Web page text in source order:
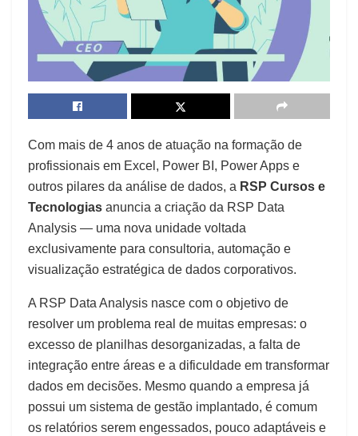
Com mais de 4 anos de atuação na formação de
profissionais em Excel, Power BI, Power Apps e
outros pilares da análise de dados, a RSP Cursos e
Tecnologias anuncia a criação da RSP Data
Analysis — uma nova unidade voltada
exclusivamente para consultoria, automação e
visualização estratégica de dados corporativos.
A RSP Data Analysis nasce com o objetivo de
resolver um problema real de muitas empresas: o
excesso de planilhas desorganizadas, a falta de
integração entre áreas e a dificuldade em transformar
dados em decisões. Mesmo quando a empresa já
possui um sistema de gestão implantado, é comum
os relatórios serem engessados, pouco adaptáveis e